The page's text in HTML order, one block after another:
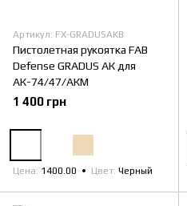
Артикул: FX-GRADUSAKB
Пистолетная рукоятка FAB
Defense GRADUS АК для
АК-74/47/АКМ
1 400 грн
Цена 1400.00 Цвет Черный